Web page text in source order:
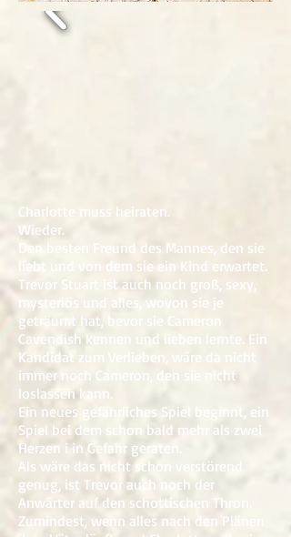
Charlotte muss heiraten.
Wieder.
Den besten Freund des Mannes, den sie
liebt und von dem sie ein Kind erwartet.
Trevor Stuart ist auch noch groß, sexy,
mysteriös und alles, wovon sie je
geträumt hat, bevor sie Cameron
Cavendish kennen und lieben lernte. Ein
Kandidat zum Verlieben, wäre da nicht
immer noch Cameron, den sie nicht
loslassen kann.
Ein neues gefährliches Spiel beginnt, ein
Spiel bei dem schon bald mehr als zwei
Herzen i in Gefahr geraten.
Als wäre das nicht schon verstörend
genug, ist Trevor auch noch der
Anwärter auf den schottischen Thron.
Zumindest, wenn alles nach den Plänen